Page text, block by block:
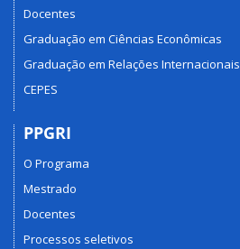
Docentes
Graduação em Ciências Econômicas
Graduação em Relações Internacionais
CEPES
PPGRI
O Programa
Mestrado
Docentes
Processos seletivos